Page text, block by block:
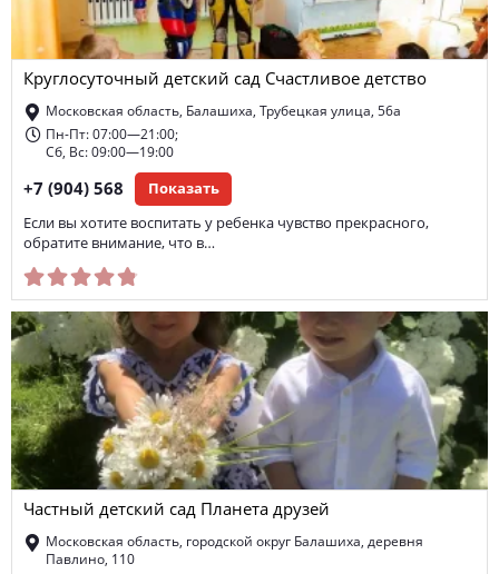
шахматы монтессори-класс игровая площадка
гимнастика группа выходного дня видеонаблюдение
детский сад комбинированного вида
разновозрастная группа
логика театральная студия
спортивный комплекс летний детский сад
конструирование
Круглосуточный детский сад Счастливое детство
Московская область, Балашиха, Трубецкая улица, 56а
Пн-Пт: 07:00—21:00;
Сб, Вс: 09:00—19:00
+7 (904) 568 Показать
Если вы хотите воспитать у ребенка чувство прекрасного,
обратите внимание, что в…
Частный детский сад Планета друзей
Московская область, городской округ Балашиха, деревня
Павлино, 110